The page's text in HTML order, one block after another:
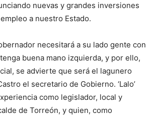
nuevas y grandes inversiones
a nuestro Estado.
necesitará a su lado gente con
buena mano izquierda, y por ello,
se advierte que será el lagunero
el secretario de Gobierno. ‘Lalo’
como legislador, local y
de Torreón, y quien, como